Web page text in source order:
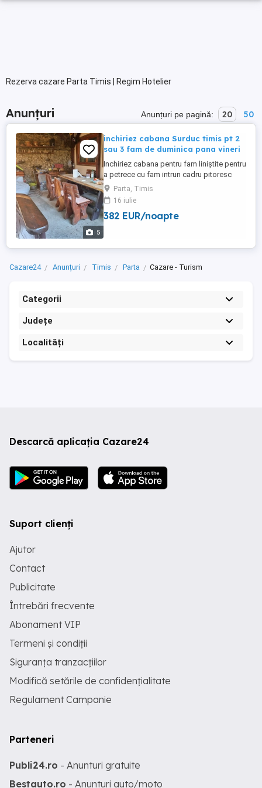
Rezerva cazare Parta Timis | Regim Hotelier
Anunțuri Anunțuri pe pagină: 20 50
5
inchiriez cabana Surduc timis pt 2
sau 3 fam de duminica pana vineri
Inchiriez cabana pentru fam liniștite pentru
a petrece cu fam intrun cadru pitoresc
,activități pescuit plimbări cu barca ,plaja
baie toate din curtea proprietății
Parta, Timis
16 iulie
382 EUR/noapte
Cazare24 Anunțuri Timis Parta Cazare - Turism
Categorii
Județe
Localități
Descarcă aplicația Cazare24
Suport clienți
Ajutor
Contact
Publicitate
Întrebări frecvente
Abonament VIP
Termeni și condiții
Siguranța tranzacțiilor
Modifică setările de confidențialitate
Regulament Campanie
Parteneri
Publi24.ro - Anunturi gratuite
Bestauto.ro - Anunturi auto/moto